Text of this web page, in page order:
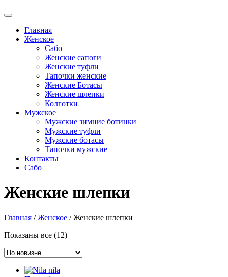
Главная
Женское
Сабо
Женские сапоги
Женские туфли
Тапочки женские
Женские Ботасы
Женские шлепки
Колготки
Мужское
Мужские зимние ботинки
Мужские туфли
Мужские ботасы
Тапочки мужские
Контакты
Сабо
Женские шлепки
Главная /Женское / Женские шлепки
Показаны все (12)Сортировка:
недавние